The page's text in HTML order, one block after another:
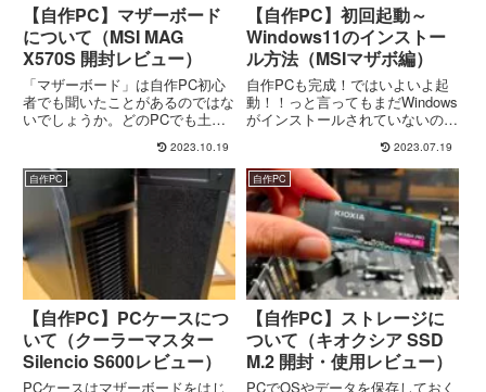
【自作PC】マザーボード
について（‎MSI MAG
X570S 開封レビュー）
「マザーボード」は自作PC初心
者でも聞いたことがあるのではな
いでしょうか。どのPCでも土台
す。これがマザーボード。マザー
ボードはCPUをはじめ各パーツ
を接続し電源供給や相互に通信さ
せてひとつのPCとして動作させ
る...
2023.10.19
【自作PC】初回起動～
Windows11のインストー
ル方法（MSIマザボ編）
自作PCも完成！ではいよいよ起
動！！っと言ってもまだWindows
がインストールされていないので
「Windowsなんてインストールし
たことないし…」という自作PC
初心者の方へWindows11のイン
ストール方法を簡単に...
2023.07.19
自作PC
【自作PC】PCケースにつ
いて（クーラーマスター
Silencio S600レビュー）
PCケースはマザーボードをはじ
自作PC
【自作PC】ストレージに
ついて（キオクシア SSD
M.2 開封・使用レビュー）
PCでOSやデータを保存しておく